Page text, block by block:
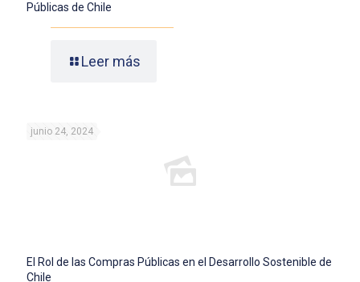
Públicas de Chile
Leer más
junio 24, 2024
El Rol de las Compras Públicas en el Desarrollo Sostenible de
Chile